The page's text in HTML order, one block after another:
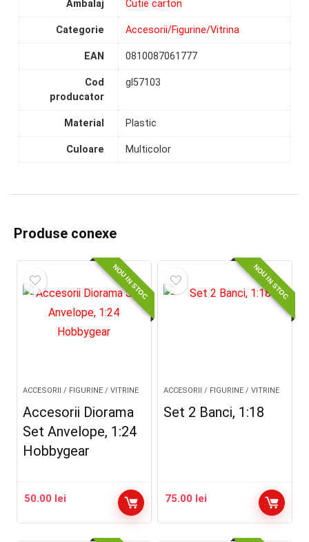
Ambalaj Cutie carton
Categorie Accesorii/Figurine/Vitrina
EAN 0810087061777
Cod
producator
gl57103
Material Plastic
Culoare Multicolor
Produse conexe
NOU IN STOC
ACCESORII / FIGURINE / VITRINE
Accesorii Diorama
Set Anvelope, 1:24
Hobbygear
50.00 lei
NOU IN STOC
ACCESORII / FIGURINE / VITRINE
Set 2 Banci, 1:18
75.00 lei